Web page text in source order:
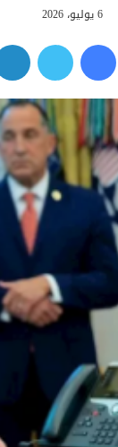
6 يوليو، 2026
فيسبوك تويتر